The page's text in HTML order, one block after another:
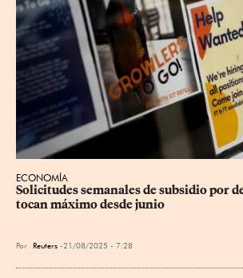
ECONOMÍA
Solicitudes semanales de subsidio por
tocan máximo desde junio
Por Reuters 21/08/2025 - 7:28